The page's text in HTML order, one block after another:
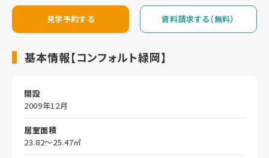
見学予約する 資料請求する（無料）
基本情報【コンフォルト緑岡】
開設
2009年12月
居室面積
23.82～25.47㎡